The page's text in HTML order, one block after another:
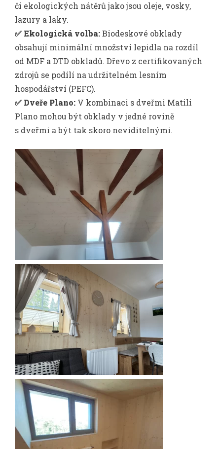
či ekologických nátěrů jako jsou oleje, vosky,
lazury a laky.
✅ Ekologická volba:Biodeskové obklady
obsahují minimální množství lepidla na rozdíl
od MDF a DTD obkladů. Dřevo z certifikovaných
zdrojů se podílí na udržitelném lesním
hospodářství (PEFC).
✅ Dveře Plano: V kombinaci s dveřmi Matili
Plano mohou být obklady v jedné rovině
s dveřmi a být tak skoro neviditelnými.